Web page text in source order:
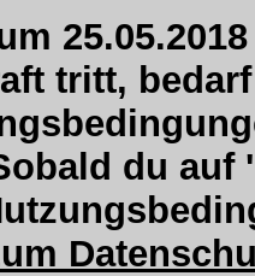
tritt,
du